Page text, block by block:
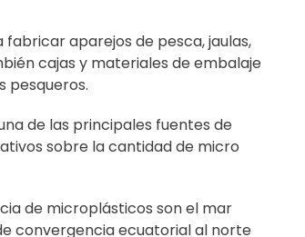
aparejos de pesca, jaulas,
cajas y materiales de embalaje
pesqueros.
de las principales fuentes de
sobre la cantidad de micro
de microplásticos son el mar
convergencia ecuatorial al norte